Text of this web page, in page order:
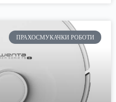
ПРАХОСМУКАЧКИ РОБОТИ